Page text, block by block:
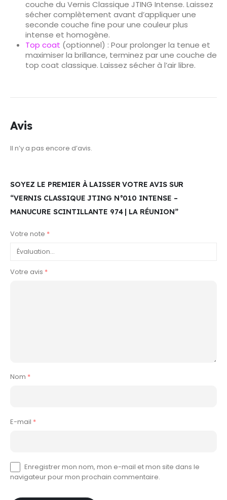
couche du Vernis Classique JTING Intense. Laissez
sécher complètement avant d’appliquer une
seconde couche fine pour une couleur plus
intense et homogène.
Top coat (optionnel) : Pour prolonger la tenue et
maximiser la brillance, terminez par une couche de
top coat classique. Laissez sécher à l’air libre.
Avis
Il n’y a pas encore d’avis.
SOYEZ LE PREMIER À LAISSER VOTRE AVIS SUR
“VERNIS CLASSIQUE JTING N°010 INTENSE –
MANUCURE SCINTILLANTE 974 | LA RÉUNION”
Votre note *
Votre avis *
Nom *
E-mail *
Enregistrer mon nom, mon e-mail et mon site dans le
navigateur pour mon prochain commentaire.